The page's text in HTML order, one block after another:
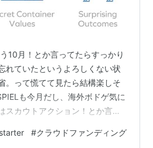
10月！とか言ってたらすっかり
れていたというよろしくない状
。って慌てて見たら結構楽しそ
も今月だし、海外ボドゲ気に
スカウトアクション！とか言っ
よ！どうしましょ！って事で10
#クラウドファンディング